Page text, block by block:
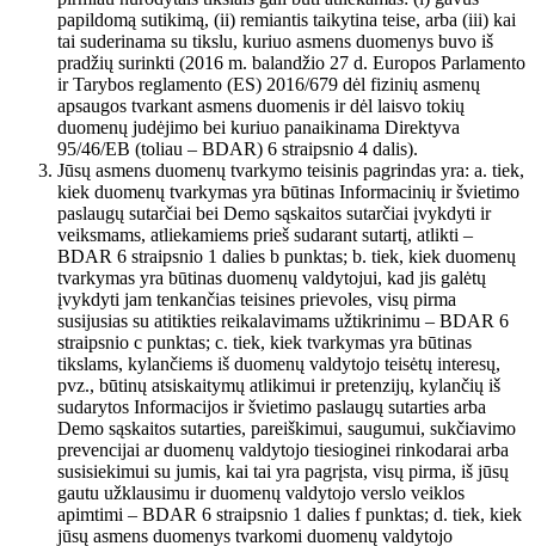
papildomą sutikimą, (ii) remiantis taikytina teise, arba (iii) kai
tai suderinama su tikslu, kuriuo asmens duomenys buvo iš
pradžių surinkti (2016 m. balandžio 27 d. Europos Parlamento
ir Tarybos reglamento (ES) 2016/679 dėl fizinių asmenų
apsaugos tvarkant asmens duomenis ir dėl laisvo tokių
duomenų judėjimo bei kuriuo panaikinama Direktyva
95/46/EB (toliau – BDAR) 6 straipsnio 4 dalis).
Jūsų asmens duomenų tvarkymo teisinis pagrindas yra: a. tiek,
kiek duomenų tvarkymas yra būtinas Informacinių ir švietimo
paslaugų sutarčiai bei Demo sąskaitos sutarčiai įvykdyti ir
veiksmams, atliekamiems prieš sudarant sutartį, atlikti –
BDAR 6 straipsnio 1 dalies b punktas; b. tiek, kiek duomenų
tvarkymas yra būtinas duomenų valdytojui, kad jis galėtų
įvykdyti jam tenkančias teisines prievoles, visų pirma
susijusias su atitikties reikalavimams užtikrinimu – BDAR 6
straipsnio c punktas; c. tiek, kiek tvarkymas yra būtinas
tikslams, kylančiems iš duomenų valdytojo teisėtų interesų,
pvz., būtinų atsiskaitymų atlikimui ir pretenzijų, kylančių iš
sudarytos Informacijos ir švietimo paslaugų sutarties arba
Demo sąskaitos sutarties, pareiškimui, saugumui, sukčiavimo
prevencijai ar duomenų valdytojo tiesioginei rinkodarai arba
susisiekimui su jumis, kai tai yra pagrįsta, visų pirma, iš jūsų
gautu užklausimu ir duomenų valdytojo verslo veiklos
apimtimi – BDAR 6 straipsnio 1 dalies f punktas; d. tiek, kiek
jūsų asmens duomenys tvarkomi duomenų valdytojo